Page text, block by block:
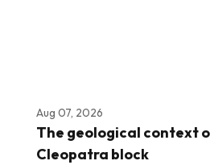
Aug 07, 2026
The geological context
Cleopatra block